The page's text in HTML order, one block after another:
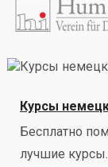
Курсы
Бесплатно
лучшие